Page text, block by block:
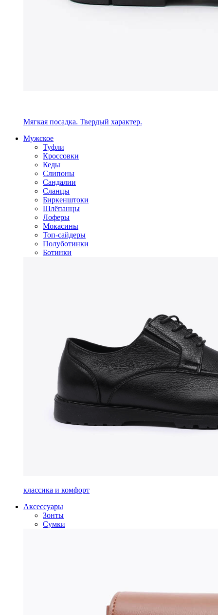
Мягкая посадка. Твердый характер.
Мужское
Туфли
Кроссовки
Кеды
Слипоны
Сандалии
Сланцы
Биркенштоки
Шлёпанцы
Лоферы
Мокасины
Топ-сайдеры
Полуботинки
Ботинки
классика и комфорт
Аксессуары
Зонты
Сумки